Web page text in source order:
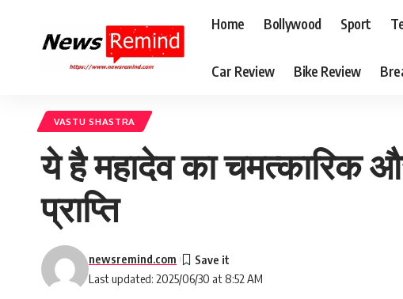
Home Bollywood Sport
Car Review Bike Review
VASTU SHASTRA
ये है महादेव का चमत्कारिक
प्राप्ति
Last updated: 2025/06/30 at 8:52 AM
newsremind.com